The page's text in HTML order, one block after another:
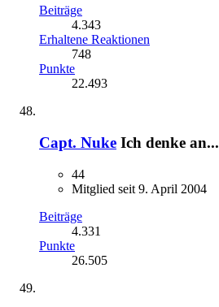
Beiträge
4.343
Erhaltene Reaktionen
748
Punkte
22.493
Capt. Nuke Ich denke an...
44
Mitglied seit 9. April 2004
Beiträge
4.331
Punkte
26.505